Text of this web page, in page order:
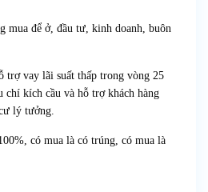
mua để ở, đầu tư, kinh doanh, buôn
trợ vay lãi suất thấp trong vòng 25
chí kích cầu và hỗ trợ khách hàng
lý tưởng.
có mua là có trúng, có mua là